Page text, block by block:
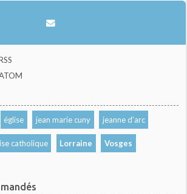
église jean marie cuny jeanne d'arc
catholique Lorraine Vosges